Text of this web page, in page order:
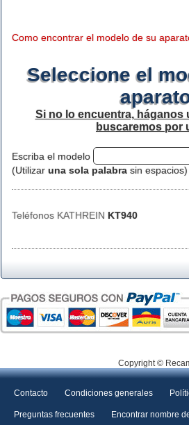
Como encontrar el modelo de su
Seleccione el
Si no lo encuentra, háganos
buscaremos por
Escriba el modelo
(Utilizar una sola palabra sin espacios)
Teléfonos KATHREIN KT940
Copyright ©
Contacto Condiciones generales
Preguntas frecuentes Encontrar nombre